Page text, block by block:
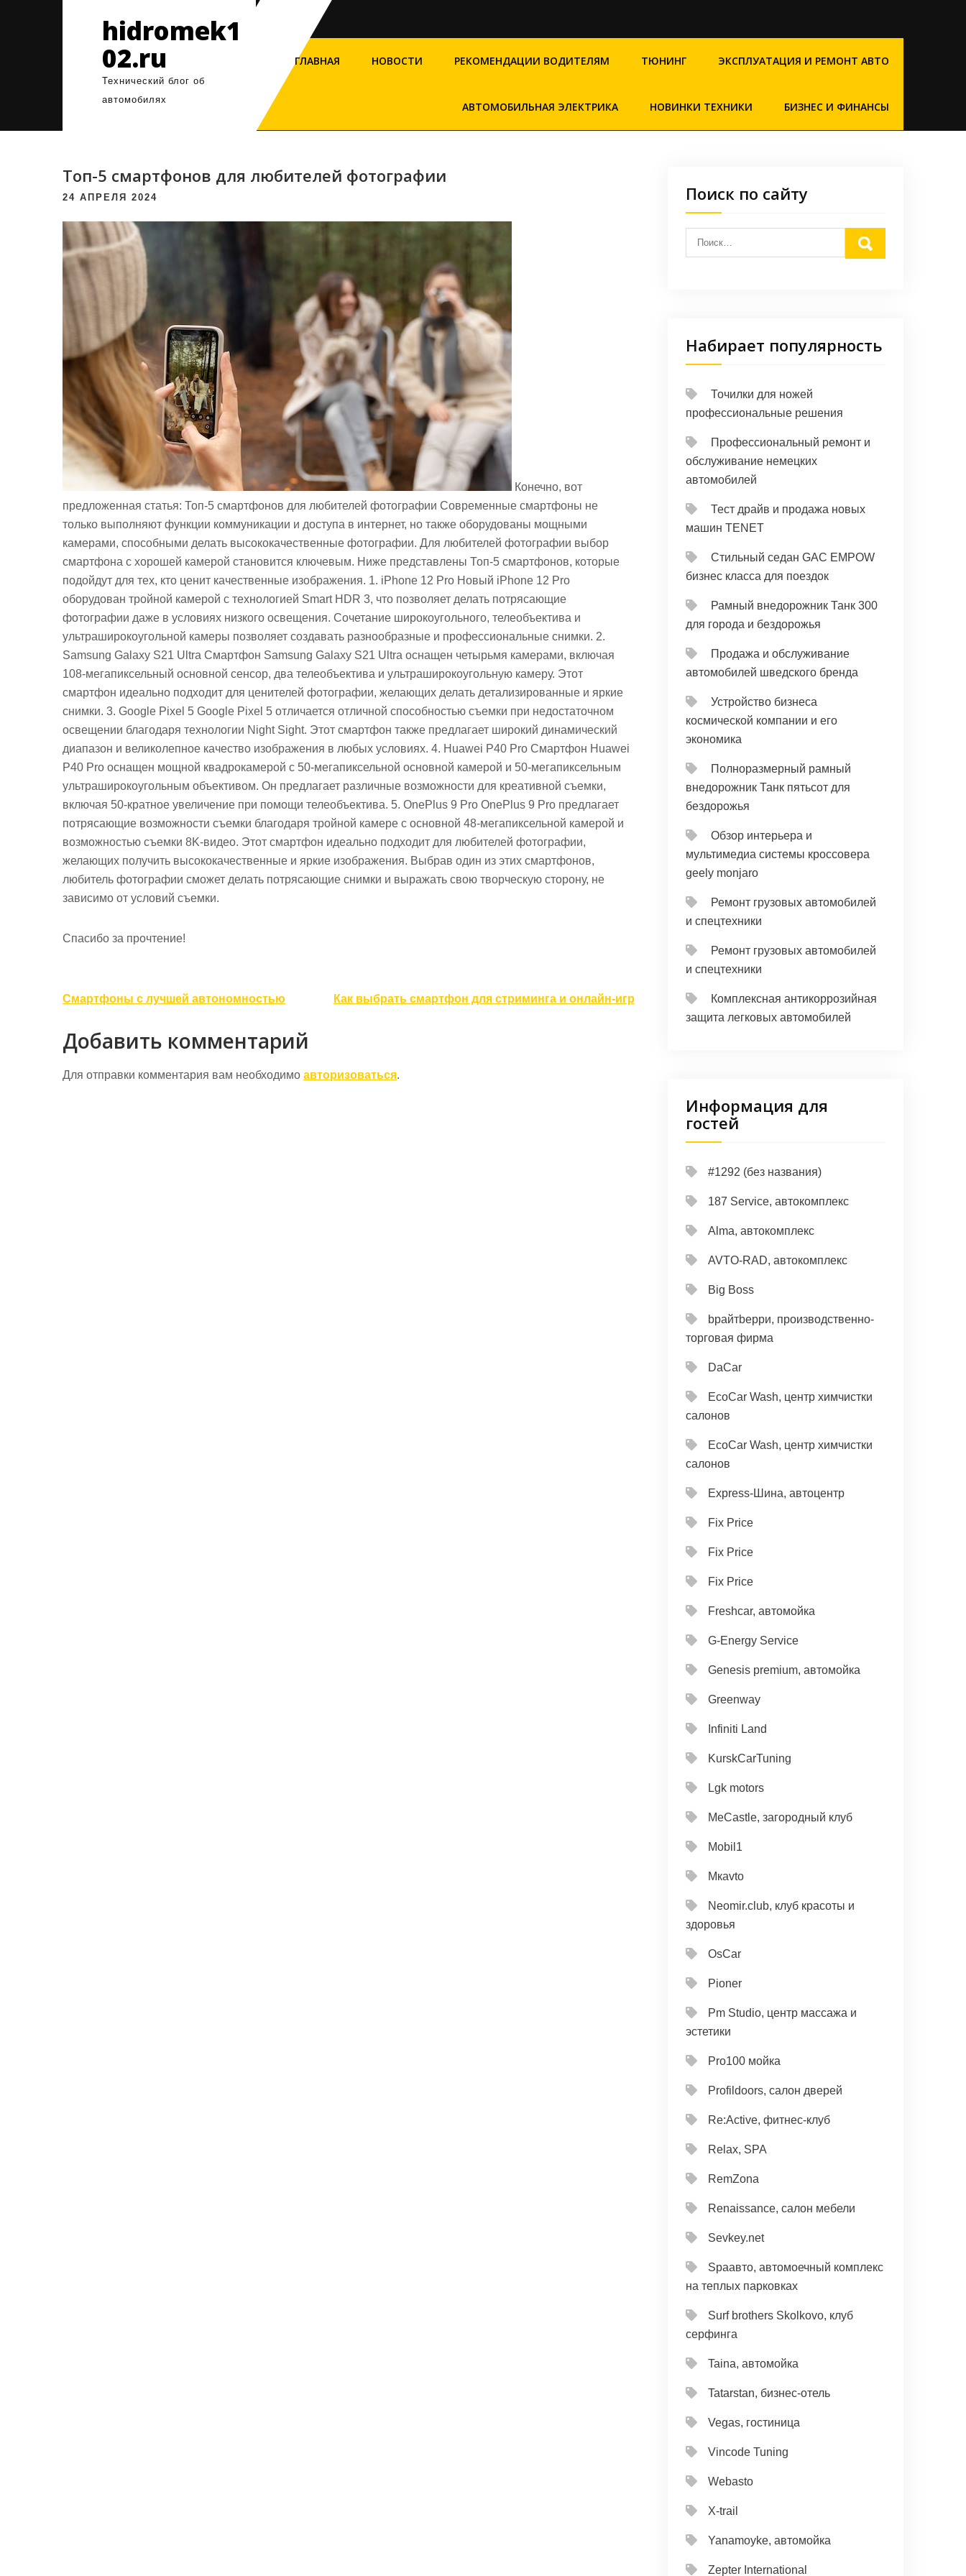
hidromek1
02.ru
Технический блог об
автомобилях
ГЛАВНАЯ НОВОСТИ РЕКОМЕНДАЦИИ ВОДИТЕЛЯМ ТЮНИНГ ЭКСПЛУАТАЦИЯ И РЕМОНТ АВТО
АВТОМОБИЛЬНАЯ ЭЛЕКТРИКА НОВИНКИ ТЕХНИКИ БИЗНЕС И ФИНАНСЫ
Топ-5 смартфонов для любителей фотографии
24 АПРЕЛЯ 2024
Конечно, вот
предложенная статья: Топ-5 смартфонов для любителей фотографии Современные смартфоны не
только выполняют функции коммуникации и доступа в интернет, но также оборудованы мощными
камерами, способными делать высококачественные фотографии. Для любителей фотографии выбор
смартфона с хорошей камерой становится ключевым. Ниже представлены Топ-5 смартфонов, которые
подойдут для тех, кто ценит качественные изображения. 1. iPhone 12 Pro Новый iPhone 12 Pro
оборудован тройной камерой с технологией Smart HDR 3, что позволяет делать потрясающие
фотографии даже в условиях низкого освещения. Сочетание широкоугольного, телеобъектива и
ультраширокоугольной камеры позволяет создавать разнообразные и профессиональные снимки. 2.
Samsung Galaxy S21 Ultra Смартфон Samsung Galaxy S21 Ultra оснащен четырьмя камерами, включая
108-мегапиксельный основной сенсор, два телеобъектива и ультраширокоугольную камеру. Этот
смартфон идеально подходит для ценителей фотографии, желающих делать детализированные и яркие
снимки. 3. Google Pixel 5 Google Pixel 5 отличается отличной способностью съемки при недостаточном
освещении благодаря технологии Night Sight. Этот смартфон также предлагает широкий динамический
диапазон и великолепное качество изображения в любых условиях. 4. Huawei P40 Pro Смартфон Huawei
P40 Pro оснащен мощной квадрокамерой с 50-мегапиксельной основной камерой и 50-мегапиксельным
ультраширокоугольным объективом. Он предлагает различные возможности для креативной съемки,
включая 50-кратное увеличение при помощи телеобъектива. 5. OnePlus 9 Pro OnePlus 9 Pro предлагает
потрясающие возможности съемки благодаря тройной камере с основной 48-мегапиксельной камерой и
возможностью съемки 8K-видео. Этот смартфон идеально подходит для любителей фотографии,
желающих получить высококачественные и яркие изображения. Выбрав один из этих смартфонов,
любитель фотографии сможет делать потрясающие снимки и выражать свою творческую сторону, не
зависимо от условий съемки.
Спасибо за прочтение!
Навигация
записям
Смартфоны с лучшей автономностью Как выбрать смартфон для стриминга и онлайн-игр
Добавить комментарий
Для отправки комментария вам необходимо авторизоваться.
Поиск по сайту
Набирает популярность
Точилки для ножей
профессиональные решения
Профессиональный ремонт и
обслуживание немецких
автомобилей
Тест драйв и продажа новых
машин TENET
Стильный седан GAC EMPOW
бизнес класса для поездок
Рамный внедорожник Танк 300
для города и бездорожья
Продажа и обслуживание
автомобилей шведского бренда
Устройство бизнеса
космической компании и его
экономика
Полноразмерный рамный
внедорожник Танк пятьсот для
бездорожья
Обзор интерьера и
мультимедиа системы кроссовера
geely monjaro
Ремонт грузовых автомобилей
и спецтехники
Ремонт грузовых автомобилей
и спецтехники
Комплексная антикоррозийная
защита легковых автомобилей
Информация для
гостей
#1292 (без названия)
187 Service, автокомплекс
Alma, автокомплекс
AVTO-RAD, автокомплекс
Big Boss
bрайтbерри, производственно-
торговая фирма
DaCar
EcoCar Wash, центр химчистки
салонов
EcoCar Wash, центр химчистки
салонов
Express-Шина, автоцентр
Fix Price
Fix Price
Fix Price
Freshcar, автомойка
G-Energy Service
Genesis premium, автомойка
Greenway
Infiniti Land
KurskCarTuning
Lgk motors
MeCastle, загородный клуб
Mobil1
Mкavto
Neomir.club, клуб красоты и
здоровья
OsCar
Pioner
Pm Studio, центр массажа и
эстетики
Pro100 мойка
Profildoors, салон дверей
Re:Active, фитнес-клуб
Relax, SPA
RemZona
Renaissance, салон мебели
Sevkey.net
Spaавто, автомоечный комплекс
на теплых парковках
Surf brothers Skolkovo, клуб
серфинга
Taina, автомойка
Tatarstan, бизнес-отель
Vegas, гостиница
Vincode Tuning
Webasto
X-trail
Yanamoyke, автомойка
Zepter International